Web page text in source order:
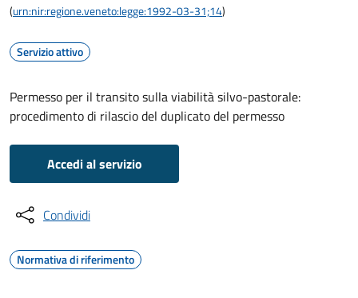
(urn:nir:regione.veneto:legge:1992-03-31;14)
Servizio attivo
Permesso per il transito sulla viabilità silvo-pastorale:
procedimento di rilascio del duplicato del permesso
Accedi al servizio
Condividi
Normativa di riferimento